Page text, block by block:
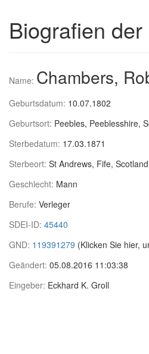
Biografien
Name: Chambers,
Geburtsdatum: 10.07.1802
Geburtsort: Peebles, Peeblesshire,
Sterbedatum: 17.03.1871
Sterbeort: St Andrews, Fife, Scotland
Geschlecht: Mann
Berufe: Verleger
SDEI-ID: 45440
GND: 119391279 (Klicken Sie hier,
Geändert: 05.08.2016 11:03:38
Eingeber: Eckhard K. Groll